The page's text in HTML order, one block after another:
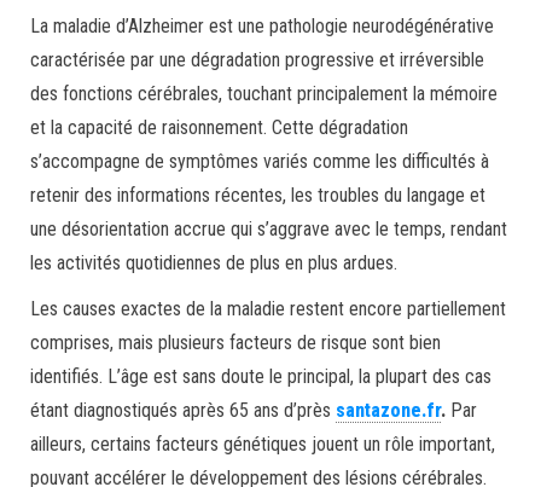
La maladie d’Alzheimer est une pathologie neurodégénérative
caractérisée par une dégradation progressive et irréversible
des fonctions cérébrales, touchant principalement la mémoire
et la capacité de raisonnement. Cette dégradation
s’accompagne de symptômes variés comme les difficultés à
retenir des informations récentes, les troubles du langage et
une désorientation accrue qui s’aggrave avec le temps, rendant
les activités quotidiennes de plus en plus ardues.
Les causes exactes de la maladie restent encore partiellement
comprises, mais plusieurs facteurs de risque sont bien
identifiés. L’âge est sans doute le principal, la plupart des cas
étant diagnostiqués après 65 ans d’près santazone.fr. Par
ailleurs, certains facteurs génétiques jouent un rôle important,
pouvant accélérer le développement des lésions cérébrales.